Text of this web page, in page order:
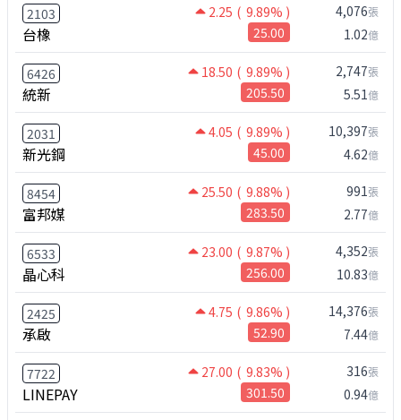
2103 2.25 ( 9.89% )
台橡 25.00
4,076張
1.02億
6426 18.50 ( 9.89% )
統新 205.50
2,747張
5.51億
2031 4.05 ( 9.89% )
新光鋼 45.00
10,397張
4.62億
8454 25.50 ( 9.88% )
富邦媒 283.50
991張
2.77億
6533 23.00 ( 9.87% )
晶心科 256.00
4,352張
10.83億
2425 4.75 ( 9.86% )
承啟 52.90
14,376張
7.44億
7722 27.00 ( 9.83% )
LINEPAY 301.50
316張
0.94億